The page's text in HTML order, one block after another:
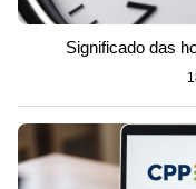
Significado das